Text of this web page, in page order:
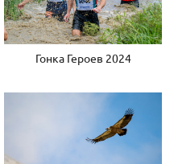
Гонка Героев 2024